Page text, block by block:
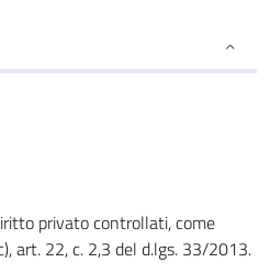
privato controllati, come
art. 22, c. 2,3 del d.lgs. 33/2013.